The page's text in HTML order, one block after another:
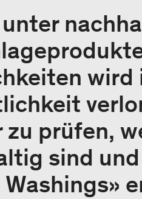
wird
prüfen,
sind